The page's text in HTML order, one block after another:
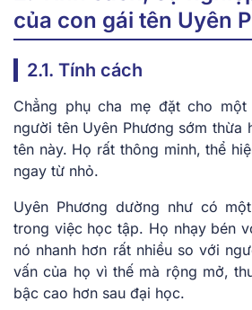
của con gái tên Uyên
2.1. Tính cách
Chẳng phụ cha mẹ đặt cho
người tên Uyên Phương sớm thừa
tên này. Họ rất thông minh, thể
ngay từ nhỏ.
Uyên Phương dường như có
trong việc học tập. Họ nhạy bén
nó nhanh hơn rất nhiều so với
vấn của họ vì thế mà rộng mở,
bậc cao hơn sau đại học.